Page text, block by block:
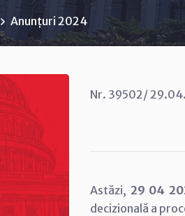
Anunțuri 2024
Nr. 39502/
Astăzi, 29 04
decizională a